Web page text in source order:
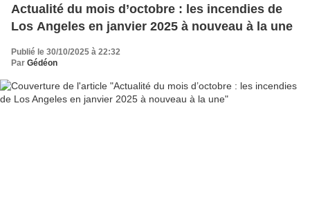
Actualité du mois d’octobre : les incendies de
Los Angeles en janvier 2025 à nouveau à la une
Publié le 30/10/2025 à 22:32
Par Gédéon